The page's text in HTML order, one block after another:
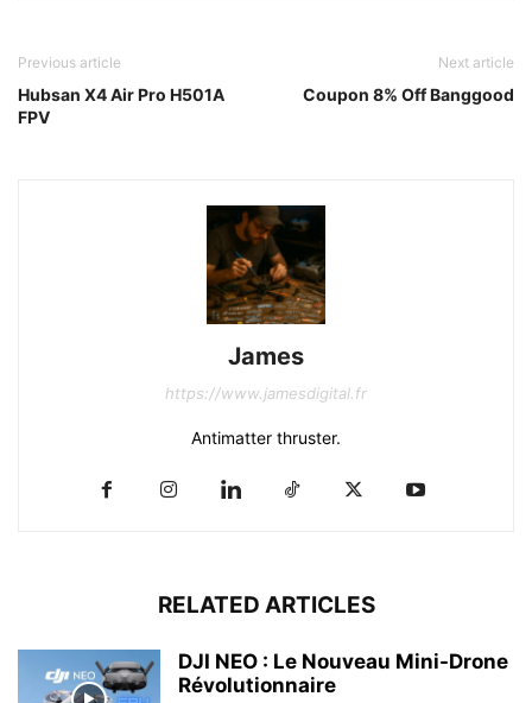
Previous article
Hubsan X4 Air Pro H501A
FPV
Next article
Coupon 8% Off Banggood
James
https://www.jamesdigital.fr
Antimatter thruster.
RELATED ARTICLES
DJI NEO : Le Nouveau Mini-Drone
Révolutionnaire